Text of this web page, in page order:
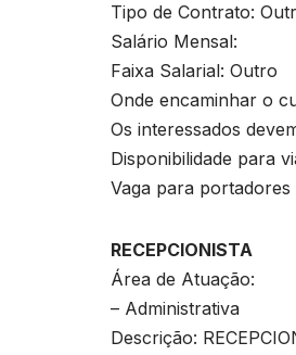
Tipo de Contrato:
Salário Mensal:
Faixa Salarial: Outro
Onde encaminhar o
Os interessados
Disponibilidade para
Vaga para portadores
RECEPCIONISTA
Área de Atuação:
– Administrativa
Descrição: